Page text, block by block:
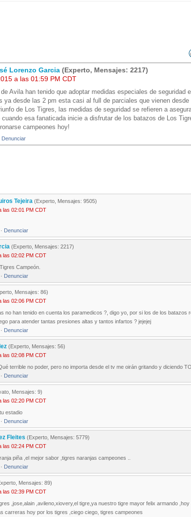
Lorenzo Garcia (Experto, Mensajes: 2217)
a las 01:59 PM CDT
Avila han tenido que adoptar medidas especiales de seguridad
ya desde las 2 pm esta casi al full de parciales que vienen
de Los Tigres, las medidas de seguridad se refieren a
cuando esa fanaticada inicie a disfrutar de los batazos de Los
campeones hoy!
Denunciar
Tejeira (Experto, Mensajes: 9505)
las 02:01 PM CDT
· Denunciar
(Experto, Mensajes: 2217)
las 02:02 PM CDT
Campeón.
· Denunciar
Mensajes: 86)
las 02:06 PM CDT
no han tenido en cuenta los paramedicos ?, digo yo, por si los de los batazos
para atender tantas presiones altas y tantos infartos ? jejejej
· Denunciar
(Experto, Mensajes: 56)
las 02:08 PM CDT
terrible no poder, pero no importa desde el tv me oirán gritando y diciendo
· Denunciar
Mensajes: 9)
las 02:20 PM CDT
estadio
· Denunciar
Fleites (Experto, Mensajes: 5779)
las 02:24 PM CDT
piña ,el mejor sabor ,tigres naranjas campeones ..
· Denunciar
Mensajes: 89)
las 02:39 PM CDT
,jose,alain ,avileno,xiovery,el tigre,ya nuestro tigre mayor felix armando
carreras hoy por los tigres ,ciego ciego, tigres campeones